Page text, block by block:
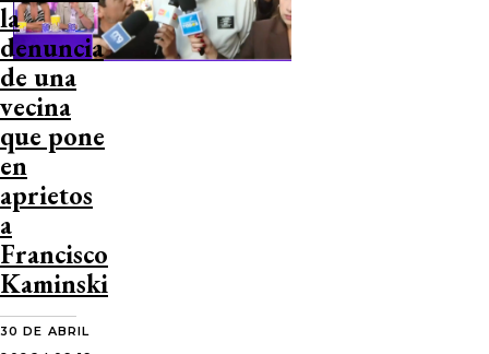
la
denuncia
de una
vecina
que pone
en
aprietos
a
Francisco
Kaminski
30 DE ABRIL